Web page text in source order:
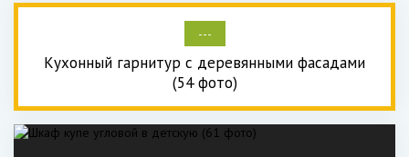
---
Кухонный гарнитур с деревянными фасадами
(54 фото)